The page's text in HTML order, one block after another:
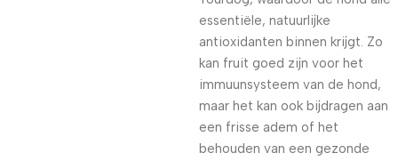
essentiële, natuurlijke
antioxidanten binnen krijgt. Zo
kan fruit goed zijn voor het
immuunsysteem van de hond,
maar het kan ook bijdragen aan
een frisse adem of het
behouden van een gezonde